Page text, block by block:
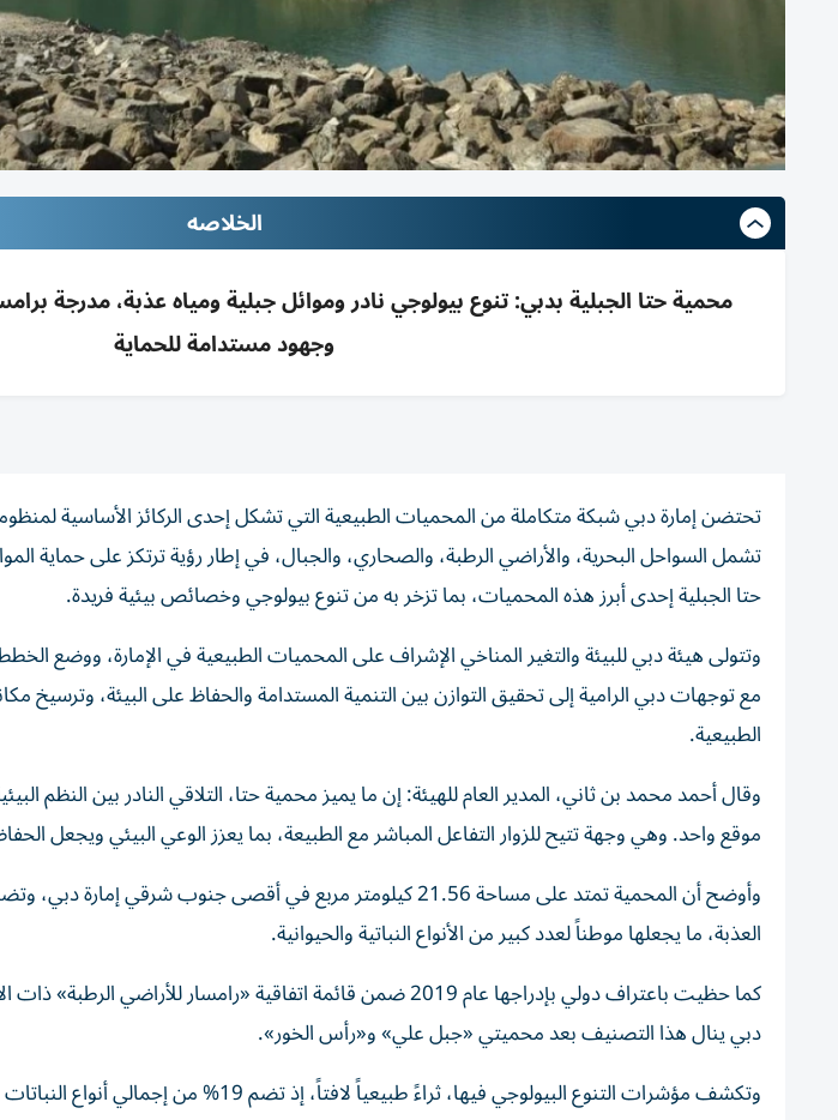
الخلاصه
وجهود مستدامة للحماية
تحتضن إمارة دبي شبكة متكاملة من المحميات الطبيعية التي تشكل إحدى الركائز الأساسية
تشمل السواحل البحرية، والأراضي الرطبة، والصحاري، والجبال، في إطار رؤية ترتكز على حماية
حتا الجبلية إحدى أبرز هذه المحميات، بما تزخر به من تنوع بيولوجي وخصائص بيئية فريدة.
وتتولى هيئة دبي للبيئة والتغير المناخي الإشراف على المحميات الطبيعية في الإمارة، ووضع
مع توجهات دبي الرامية إلى تحقيق التوازن بين التنمية المستدامة والحفاظ على البيئة، وترسيخ
الطبيعية.
وقال أحمد محمد بن ثاني، المدير العام للهيئة: إن ما يميز محمية حتا، التلاقي النادر بين النظم
موقع واحد. وهي وجهة تتيح للزوار التفاعل المباشر مع الطبيعة، بما يعزز الوعي البيئي ويجعل
وأوضح أن المحمية تمتد على مساحة 21.56 كيلومتر مربع في أقصى جنوب
العذبة، ما يجعلها موطناً لعدد كبير من الأنواع النباتية والحيوانية.
كما حظيت باعتراف دولي بإدراجها عام 2019 ضمن قائمة اتفاقية «رامسار
دبي ينال هذا التصنيف بعد محميتي «جبل علي» و«رأس الخور».